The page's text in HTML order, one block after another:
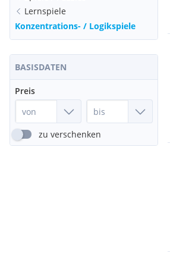
Lernspiele
Konzentrations- / Logikspiele
BASISDATEN
Preis
zu verschenken